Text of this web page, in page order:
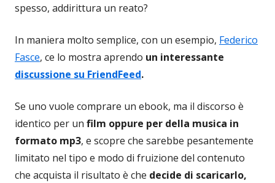
spesso, addirittura un reato?
In maniera molto semplice, con un esempio, Federico
Fasce, ce lo mostra aprendo un interessante
discussione su FriendFeed.
Se uno vuole comprare un ebook, ma il discorso è
identico per un film oppure per della musica in
formato mp3, e scopre che sarebbe pesantemente
limitato nel tipo e modo di fruizione del contenuto
che acquista il risultato è che decide di scaricarlo,